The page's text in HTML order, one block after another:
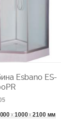
Esbano ES-
х1000х2100 мм